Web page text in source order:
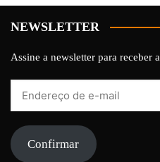
NEWSLETTER
Assine a newsletter para receber
mail Confirmar